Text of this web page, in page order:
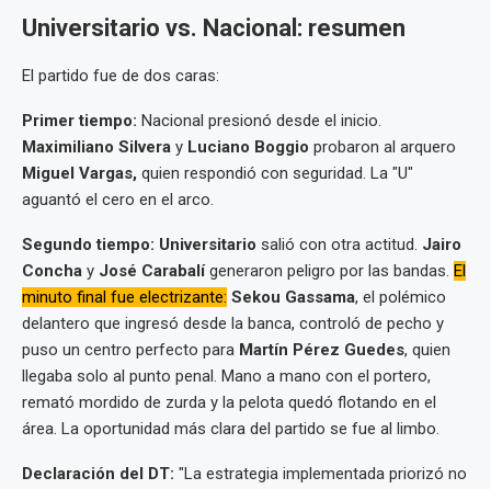
Universitario vs. Nacional: resumen
El partido fue de dos caras:
Primer tiempo: Nacional presionó desde el inicio.
Maximiliano Silvera y Luciano Boggio probaron al arquero
Miguel Vargas, quien respondió con seguridad. La "U"
aguantó el cero en el arco.
Segundo tiempo: Universitario salió con otra actitud. Jairo
Concha y José Carabalígeneraron peligro por las bandas. El
minuto final fue electrizante: Sekou Gassama, el polémico
delantero que ingresó desde la banca, controló de pecho y
puso un centro perfecto para Martín Pérez Guedes, quien
llegaba solo al punto penal. Mano a mano con el portero,
remató mordido de zurda y la pelota quedó flotando en el
área. La oportunidad más clara del partido se fue al limbo.
Declaración del DT: "La estrategia implementada priorizó no